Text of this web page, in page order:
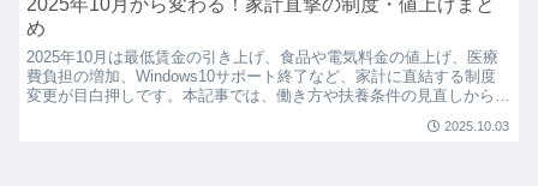
め
2025年10月は最低賃金の引き上げ、食品や電気料金の値上げ、医療
費負担の増加、Windows10サポート終了など、家計に直結する制度
変更が目白押しです。本記事では、働き方や扶養条件の見直しから生
2025.10.03